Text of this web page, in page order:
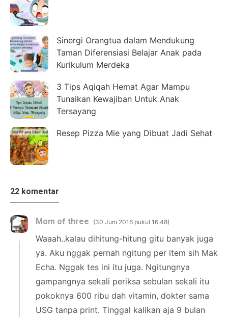
Sinergi Orangtua dalam Mendukung
Taman Diferensiasi Belajar Anak pada
Kurikulum Merdeka
3 Tips Aqiqah Hemat Agar Mampu
Tunaikan Kewajiban Untuk Anak
Tersayang
Resep Pizza Mie yang Dibuat Jadi Sehat
22 komentar
Mom of three 30 Juni 2016 pukul 16.48
Waaah..kalau dihitung-hitung gitu banyak juga
ya. Aku nggak pernah ngitung per item sih Mak
Echa. Nggak tes ini itu juga. Ngitungnya
gampangnya sekali periksa sebulan sekali itu
pokoknya 600 ribu dah vitamin, dokter sama
USG tanpa print. Tinggal kalikan aja 9 bulan